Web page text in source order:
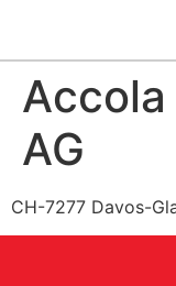
AG
CH-7277 Davos-